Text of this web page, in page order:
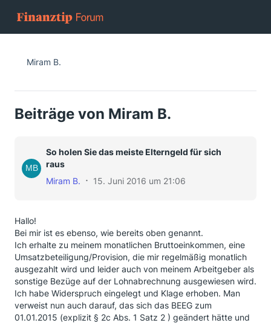
Miram B.
Beiträge von Miram B.
So holen Sie das meiste Elterngeld für sich
raus
Miram B.
15. Juni 2016 um 21:06
Hallo!
Bei mir ist es ebenso, wie bereits oben genannt.
Ich erhalte zu meinem monatlichen Bruttoeinkommen, eine
Umsatzbeteiligung/Provision, die mir regelmäßig monatlich
ausgezahlt wird und leider auch von meinem Arbeitgeber als
sonstige Bezüge auf der Lohnabrechnung ausgewiesen wird.
Ich habe Widerspruch eingelegt und Klage erhoben. Man
verweist nun auch darauf, das sich das BEEG zum
01.01.2015 (explizit § 2c Abs. 1 Satz 2 ) geändert hätte und